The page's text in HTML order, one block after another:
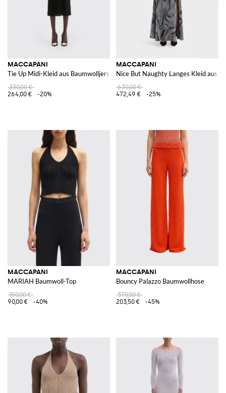
MACCAPANI
Tie Up Midi-Kleid aus Baumwolljersey
330,00 €
264,00 €
-20%
MACCAPANI
Nice But Naughty Langes Kleid aus
630,00 €
472,49 €
-25%
MACCAPANI
MARIAH Baumwoll-Top
150,00 €
90,00 €
-40%
MACCAPANI
Bouncy Palazzo Baumwollhose
370,00 €
203,50 €
-45%